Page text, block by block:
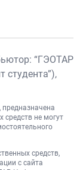
“ГЭОТАР
студента”),
средств не могут
средств,
с сайта